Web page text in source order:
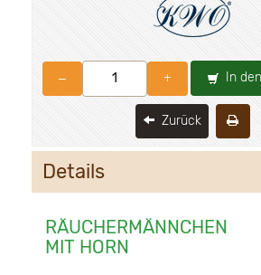
– + In
Zurück
Details
RÄUCHERMÄNNCHEN
MIT HORN